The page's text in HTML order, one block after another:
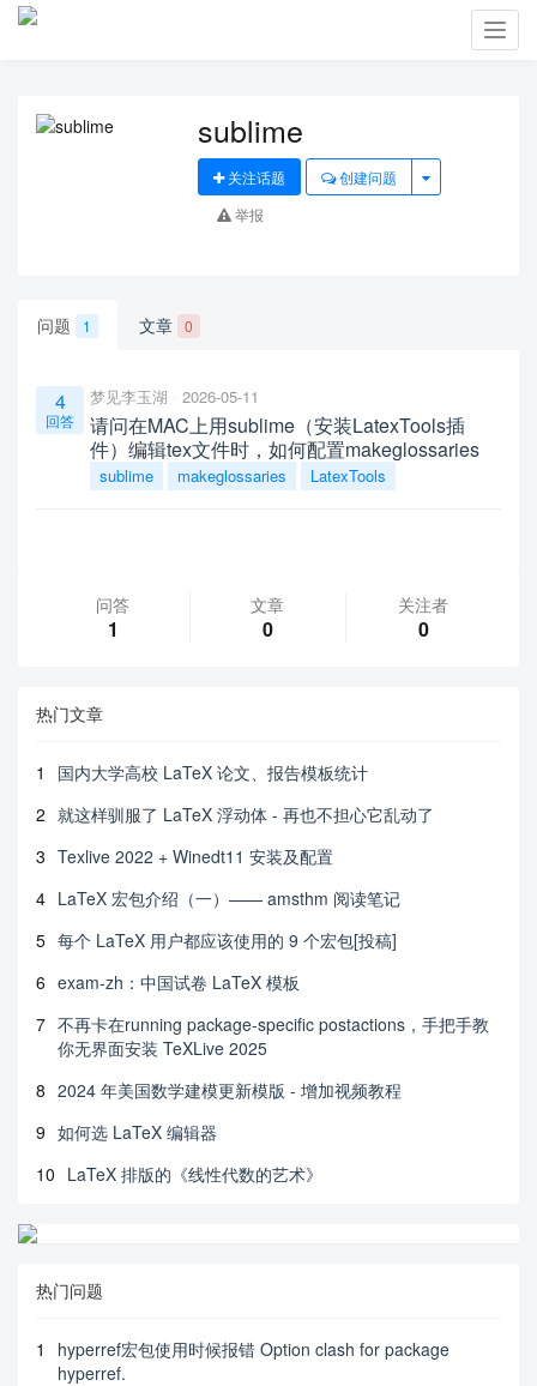
sublime
关注话题
创建问题
举报
问题 1 文章 0
4
回答
梦见李玉湖 2026-05-11
请问在MAC上用sublime（安装LatexTools插
件）编辑tex文件时，如何配置makeglossaries
sublime makeglossaries LatexTools
问答
1
文章
0
关注者
0
热门文章
1
国内大学高校 LaTeX 论文、报告模板统计
2 就这样驯服了 LaTeX 浮动体 - 再也不担心它乱动了
3 Texlive 2022 + Winedt11 安装及配置
4 LaTeX 宏包介绍（一）—— amsthm 阅读笔记
5 每个 LaTeX 用户都应该使用的 9 个宏包[投稿]
6 exam-zh：中国试卷 LaTeX 模板
7 不再卡在running package-specific postactions，手把手教
你无界面安装 TeXLive 2025
8 2024 年美国数学建模更新模版 - 增加视频教程
9 如何选 LaTeX 编辑器
10 LaTeX 排版的《线性代数的艺术》
热门问题
1
hyperref宏包使用时候报错 Option clash for package
hyperref.